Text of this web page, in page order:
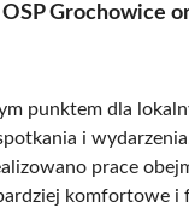
Grochowice
punktem dla
i
prace
komfortowe i